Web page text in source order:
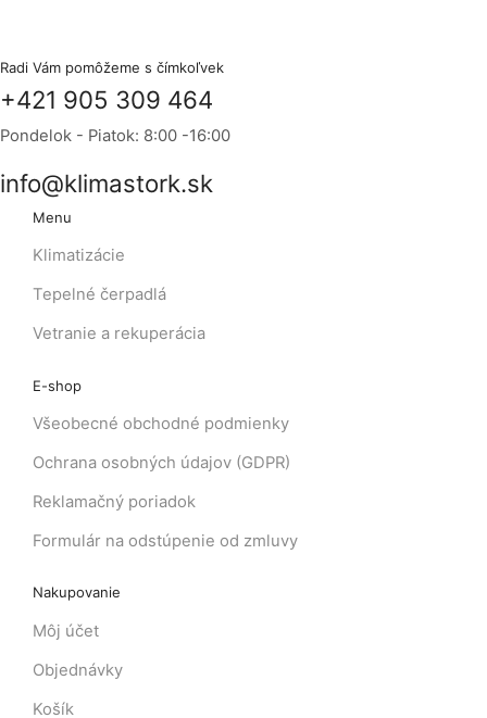
Radi Vám pomôžeme s čímkoľvek
+421 905 309 464
Pondelok - Piatok: 8:00 -16:00
info@klimastork.sk
Menu
Klimatizácie
Tepelné čerpadlá
Vetranie a rekuperácia
E-shop
Všeobecné obchodné podmienky
Ochrana osobných údajov (GDPR)
Reklamačný poriadok
Formulár na odstúpenie od zmluvy
Nakupovanie
Môj účet
Objednávky
Košík